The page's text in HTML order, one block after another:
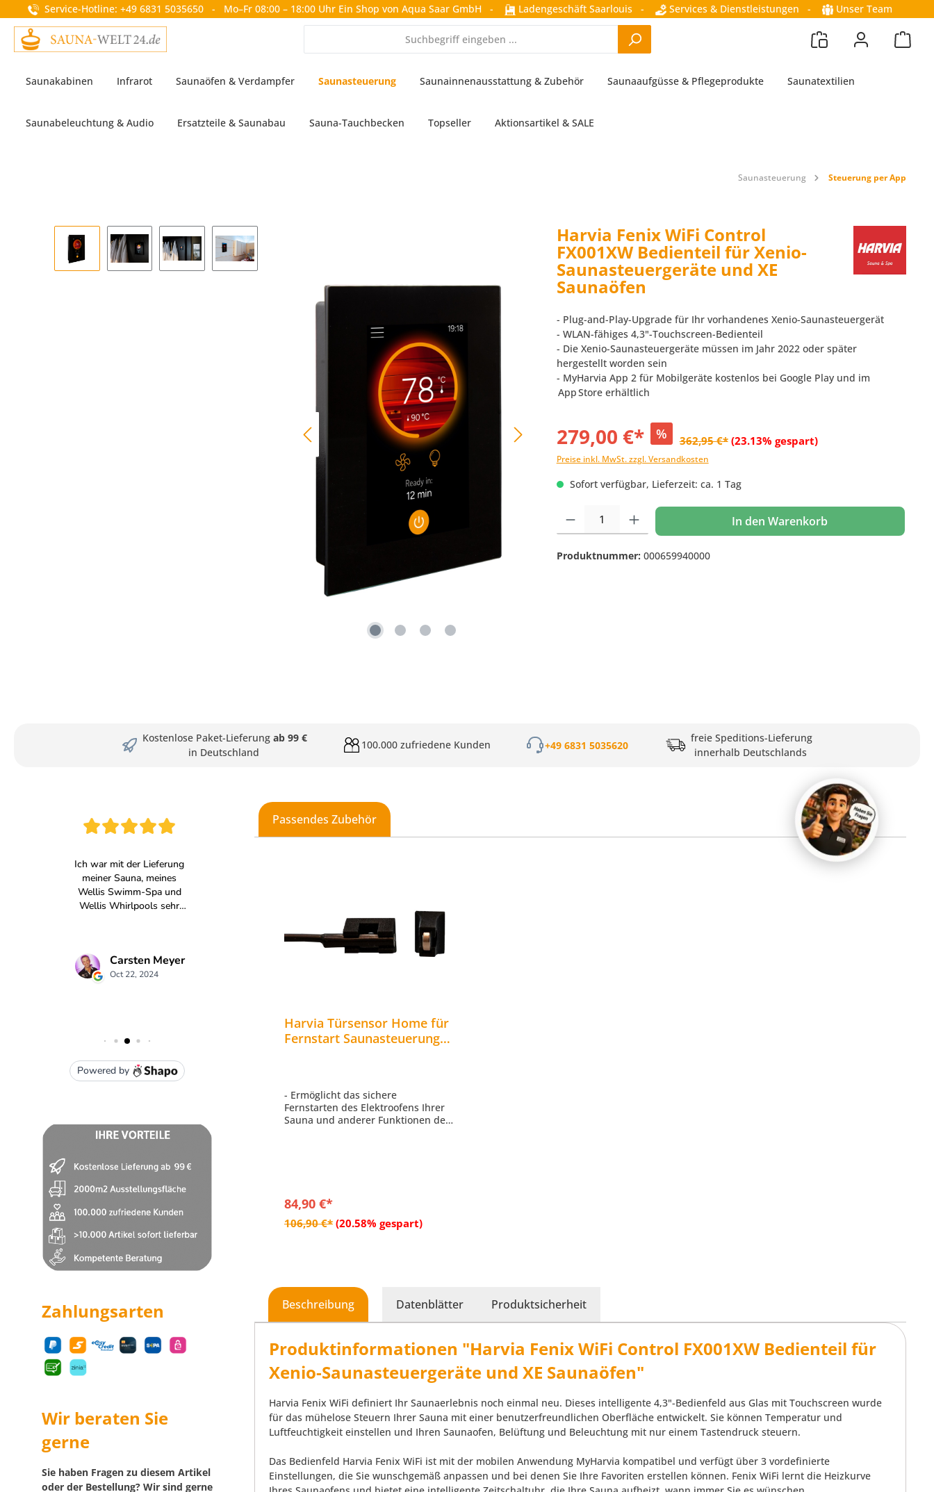
Zur Hauptnavigation springen
Service-Hotline: +49 6831 5035650 - Mo–Fr 08:00 – 18:00 Uhr Ein Shop von Aqua Saar GmbH - Ladengeschäft Saarlouis - Services & Dienstleistungen - Unser Team
Saunakabinen Infrarot Saunaöfen & Verdampfer Saunasteuerung Saunainnenausstattung & Zubehör Saunaaufgüsse & Pflegeprodukte Saunatextilien
Saunabeleuchtung & Audio Ersatzteile & Saunabau Sauna-Tauchbecken Topseller Aktionsartikel & SALE
Saunasteuerung Steuerung per App
Bildergalerie überspringen Harvia Fenix WiFi Control
FX001XW Bedienteil für Xenio-
Saunasteuergeräte und XE
Saunaöfen
- Plug-and-Play-Upgrade für Ihr vorhandenes Xenio-Saunasteuergerät
- WLAN-fähiges 4,3"-Touchscreen-Bedienteil
- Die Xenio-Saunasteuergeräte müssen im Jahr 2022 oder später
hergestellt worden sein
- MyHarvia App 2 für Mobilgeräte kostenlos bei Google Play und im
App Store erhältlich
279,00 €* % 362,95 €* (23.13% gespart)
Preise inkl. MwSt. zzgl. Versandkosten
Sofort verfügbar, Lieferzeit: ca. 1 Tag
Produkt Anzahl: Gib den gewünschten Wert ein oder benutze die Schaltflächen um die
In den Warenkorb
Produktnummer: 000659940000
Kostenlose Paket-Lieferung ab 99 €
in Deutschland
100.000 zufriedene Kunden +49 6831 5035620
freie Speditions-Lieferung
innerhalb Deutschlands
Zahlungsarten
Wir beraten Sie
gerne
Sie haben Fragen zu diesem Artikel
oder der Bestellung? Wir sind gerne
Passendes Zubehör
Harvia Türsensor Home für
Fernstart Saunasteuerung
- Ermöglicht das sichere
Fernstarten des Elektroofens Ihrer
Sauna und anderer Funktionen der
84,90 €*
106,90 €* (20.58% gespart)
In den Warenkorb
Beschreibung Datenblätter Produktsicherheit
Produktinformationen "Harvia Fenix WiFi Control FX001XW Bedienteil für
Xenio-Saunasteuergeräte und XE Saunaöfen"
Harvia Fenix WiFi definiert Ihr Saunaerlebnis noch einmal neu. Dieses intelligente 4,3"-Bedienfeld aus Glas mit Touchscreen wurde
für das mühelose Steuern Ihrer Sauna mit einer benutzerfreundlichen Oberfläche entwickelt. Sie können Temperatur und
Luftfeuchtigkeit einstellen und Ihren Saunaofen, Belüftung und Beleuchtung mit nur einem Tastendruck steuern.
Das Bedienfeld Harvia Fenix WiFi ist mit der mobilen Anwendung MyHarvia kompatibel und verfügt über 3 vordefinierte
Einstellungen, die Sie wunschgemäß anpassen und bei denen Sie Ihre Favoriten erstellen können. Fenix WiFi lernt die Heizkurve